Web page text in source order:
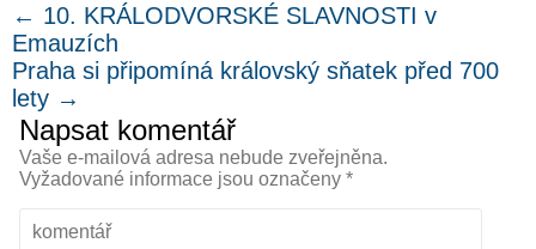
← 10. KRÁLODVORSKÉ SLAVNOSTI v
Emauzích
Praha si připomíná královský sňatek před 700
lety →
Napsat komentář
Vaše e-mailová adresa nebude zveřejněna.
Vyžadované informace jsou označeny *